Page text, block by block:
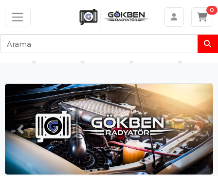
Hafta içi 10:00 - 18:00 arası +90 506 111 58 03 0
TÜM
KATEGORİLER
RADYATÖRLERİ
(RADIATORS)
RADYATÖRLERİ
(HEATERS)
TURBO
RADYATÖRLERİ
(INTERCOOLERS)
KLİMA
Ã–nceki